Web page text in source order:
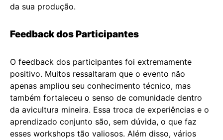
da sua produção.
Feedback dos Participantes
O feedback dos participantes foi extremamente
positivo. Muitos ressaltaram que o evento não
apenas ampliou seu conhecimento técnico, mas
também fortaleceu o senso de comunidade dentro
da avicultura mineira. Essa troca de experiências e o
aprendizado conjunto são, sem dúvida, o que faz
esses workshops tão valiosos. Além disso, vários